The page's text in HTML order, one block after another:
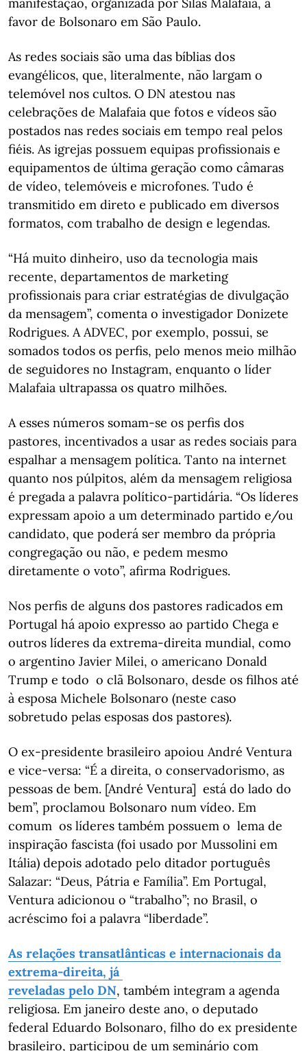
manifestação, organizada por Silas Malafaia, a
favor de Bolsonaro em São Paulo.
As redes sociais são uma das bíblias dos
evangélicos, que, literalmente, não largam o
telemóvel nos cultos. O DN atestou nas
celebrações de Malafaia que fotos e vídeos são
postados nas redes sociais em tempo real pelos
fiéis. As igrejas possuem equipas profissionais e
equipamentos de última geração como câmaras
de vídeo, telemóveis e microfones. Tudo é
transmitido em direto e publicado em diversos
formatos, com trabalho de design e legendas.
“Há muito dinheiro, uso da tecnologia mais
recente, departamentos de marketing
profissionais para criar estratégias de divulgação
da mensagem”, comenta o investigador Donizete
Rodrigues. A ADVEC, por exemplo, possui, se
somados todos os perfis, pelo menos meio milhão
de seguidores no Instagram, enquanto o líder
Malafaia ultrapassa os quatro milhões.
A esses números somam-se os perfis dos
pastores, incentivados a usar as redes sociais para
espalhar a mensagem política. Tanto na internet
quanto nos púlpitos, além da mensagem religiosa
é pregada a palavra político-partidária. “Os líderes
expressam apoio a um determinado partido e/ou
candidato, que poderá ser membro da própria
congregação ou não, e pedem mesmo
diretamente o voto”, afirma Rodrigues.
Nos perfis de alguns dos pastores radicados em
Portugal há apoio expresso ao partido Chega e
outros líderes da extrema-direita mundial, como
o argentino Javier Milei, o americano Donald
Trump e todo o clã Bolsonaro, desde os filhos até
à esposa Michele Bolsonaro (neste caso
sobretudo pelas esposas dos pastores).
O ex-presidente brasileiro apoiou André Ventura
e vice-versa: “É a direita, o conservadorismo, as
pessoas de bem. [André Ventura] está do lado do
bem”, proclamou Bolsonaro num vídeo. Em
comum os líderes também possuem o lema de
inspiração fascista (foi usado por Mussolini em
Itália) depois adotado pelo ditador português
Salazar: “Deus, Pátria e Família”. Em Portugal,
Ventura adicionou o “trabalho”; no Brasil, o
acréscimo foi a palavra “liberdade”.
As relações transatlânticas e internacionais da
extrema-direita, já
reveladas pelo DN, também integram a agenda
religiosa. Em janeiro deste ano, o deputado
federal Eduardo Bolsonaro, filho do ex presidente
brasileiro, participou de um seminário com